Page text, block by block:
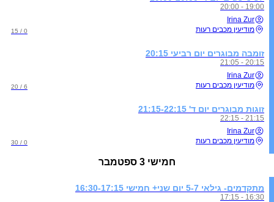
19:00 - 20:00
Irina Zur
מודיעין מכבים רעות
0 / 15
זומבה מבוגרים יום רביעי 20:15
20:15 - 21:05
Irina Zur
מודיעין מכבים רעות
6 / 20
זוגות מבוגרים יום ד' 21:15-22:15
21:15 - 22:15
Irina Zur
מודיעין מכבים רעות
0 / 30
חמישי 3 ספטמבר
מתקדמים- גילאי 5-7 יום שני+ חמישי 16:30-17:15
16:30 - 17:15